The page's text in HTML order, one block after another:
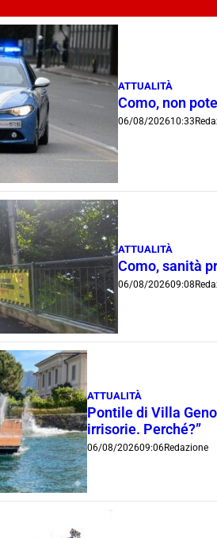
ATTUALITÀ
Como, non
06/08/202610:33
ATTUALITÀ
Como, sanità
06/08/202609:08
ATTUALITÀ
Pontile di Villa
irrisorie. Perché?”
06/08/202609:06Redazione